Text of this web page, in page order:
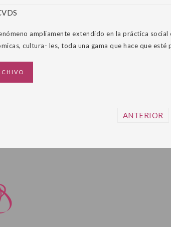
ampliamente extendido en la práctica
cultura- les, toda una gama que hace que
ANTERIOR